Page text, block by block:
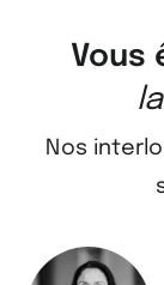
Vous
Nos